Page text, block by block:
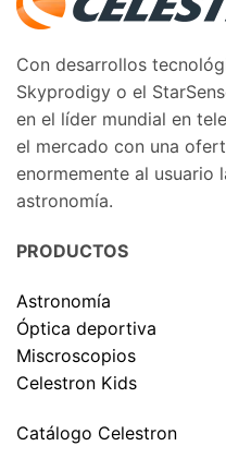
Con desarrollos
Skyprodigy o el
en el líder mundial en
el mercado con una
enormemente al usuario
astronomía.
PRODUCTOS
Astronomía
Óptica deportiva
Miscroscopios
Celestron Kids
Catálogo Celestron